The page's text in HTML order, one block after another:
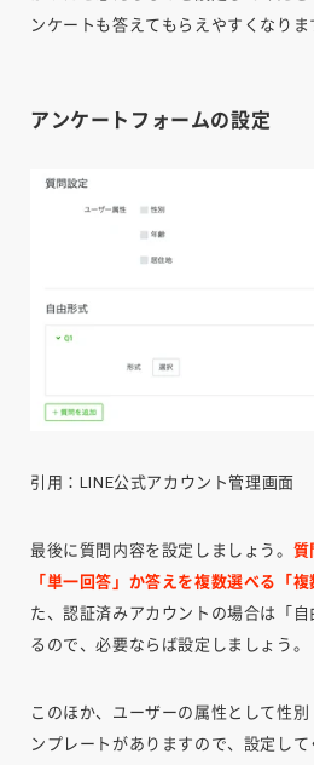
ンケートも答えてもらえやすくなりま
アンケートフォームの設定
引用：LINE公式アカウント管理画面
最後に質問内容を設定しましょう。 質
「単一回答」か答えを複数選べる「
た、認証済みアカウントの場合は「
るので、必要ならば設定しましょう。
このほか、ユーザーの属性として性
ンプレートがありますので、設定し